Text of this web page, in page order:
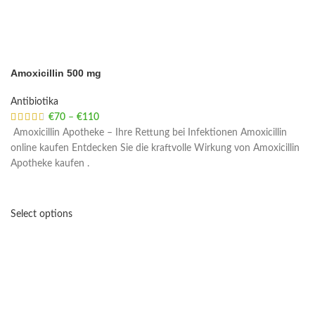
Amoxicillin 500 mg
Antibiotika
€70 – €110
Amoxicillin Apotheke – Ihre Rettung bei Infektionen Amoxicillin
online kaufen Entdecken Sie die kraftvolle Wirkung von Amoxicillin
Apotheke kaufen .
Select options